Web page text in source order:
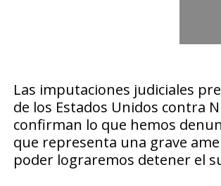
Las imputaciones judiciales
de los Estados Unidos contra
confirman lo que hemos
que representa una grave
poder lograremos detener el